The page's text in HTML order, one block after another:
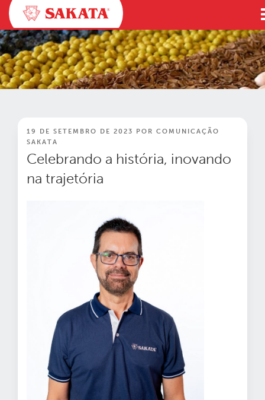
Pular
para
o
conteúdo
PUBLICADO
EM
19 DE SETEMBRO DE 2023 POR COMUNICAÇÃO
SAKATA
Celebrando a história, inovando
na trajetória